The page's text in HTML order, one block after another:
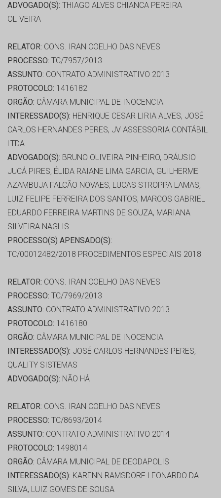
ADVOGADO(S): THIAGO ALVES CHIANCA PEREIRA
OLIVEIRA
RELATOR: CONS. IRAN COELHO DAS NEVES
PROCESSO: TC/7957/2013
ASSUNTO: CONTRATO ADMINISTRATIVO 2013
PROTOCOLO: 1416182
ORGÃO: CÂMARA MUNICIPAL DE INOCENCIA
INTERESSADO(S): HENRIQUE CESAR LIRIA ALVES, JOSÉ
CARLOS HERNANDES PERES, JV ASSESSORIA CONTÁBIL
LTDA
ADVOGADO(S): BRUNO OLIVEIRA PINHEIRO, DRÁUSIO
JUCÁ PIRES, ÉLIDA RAIANE LIMA GARCIA, GUILHERME
AZAMBUJA FALCÃO NOVAES, LUCAS STROPPA LAMAS,
LUIZ FELIPE FERREIRA DOS SANTOS, MARCOS GABRIEL
EDUARDO FERREIRA MARTINS DE SOUZA, MARIANA
SILVEIRA NAGLIS
PROCESSO(S) APENSADO(S):
TC/00012482/2018 PROCEDIMENTOS ESPECIAIS 2018
RELATOR: CONS. IRAN COELHO DAS NEVES
PROCESSO: TC/7969/2013
ASSUNTO: CONTRATO ADMINISTRATIVO 2013
PROTOCOLO: 1416180
ORGÃO: CÂMARA MUNICIPAL DE INOCENCIA
INTERESSADO(S): JOSÉ CARLOS HERNANDES PERES,
QUALITY SISTEMAS
ADVOGADO(S): NÃO HÁ
RELATOR: CONS. IRAN COELHO DAS NEVES
PROCESSO: TC/8693/2014
ASSUNTO: CONTRATO ADMINISTRATIVO 2014
PROTOCOLO: 1498014
ORGÃO: CÂMARA MUNICIPAL DE DEODAPOLIS
INTERESSADO(S): KARENN RAMSDORF LEONARDO DA
SILVA, LUIZ GOMES DE SOUSA